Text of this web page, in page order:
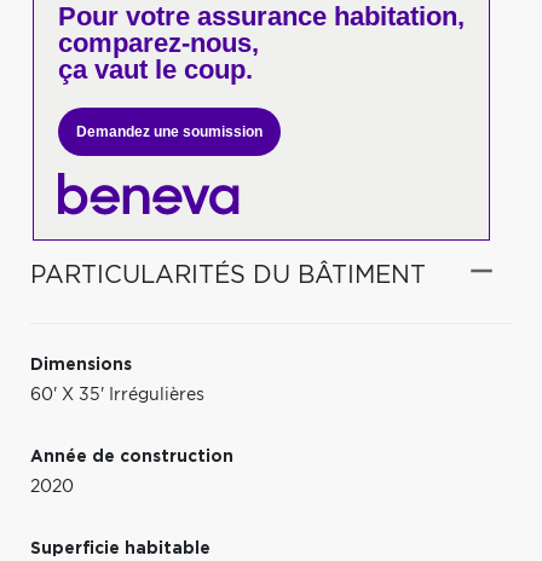
Pour votreassurance habitation,
comparez-nous,
ça vaut le coup.
Demandez une soumission
PARTICULARITÉS DU BÂTIMENT
Dimensions
60' X 35' Irrégulières
Année de construction
2020
Superficie habitable